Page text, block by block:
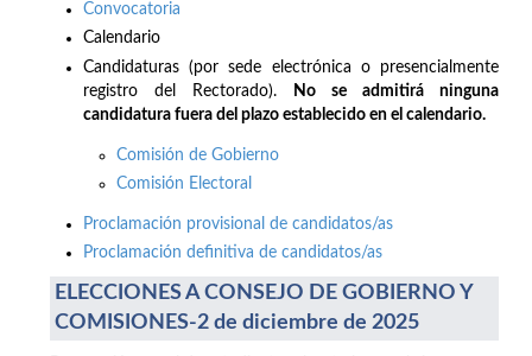
Convocatoria
Calendario
Candidaturas (por sede electrónica o presencialmente
registro del Rectorado).
No se admitirá ninguna
candidatura fuera del plazo establecido en el calendario.
Comisión de Gobierno
Comisión Electoral
Proclamación provisional de candidatos/as
Proclamación definitiva de candidatos/as
ELECCIONES A CONSEJO DE GOBIERNO Y
COMISIONES-2 de diciembre de 2025